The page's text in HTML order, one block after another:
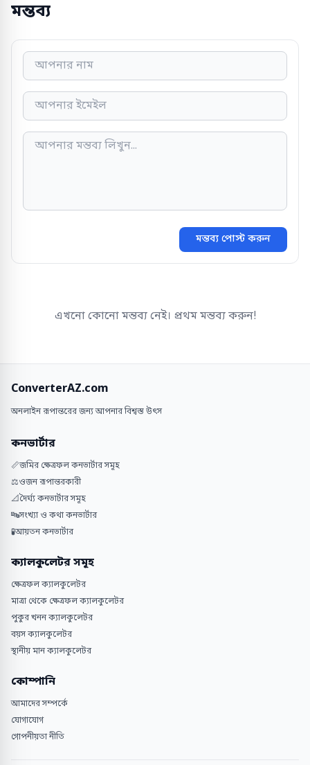
মন্তব্য
মন্তব্য পোস্ট করুন
এখনো কোনো মন্তব্য নেই। প্রথম মন্তব্য করুন!
ConverterAZ.com
অনলাইন রূপান্তরের জন্য আপনার বিশ্বস্ত উৎস
কনভার্টার
📏জমির ক্ষেত্রফল কনভার্টার সমূহ
⚖️ওজন রূপান্তরকারী
📐দৈর্ঘ্য কনভার্টার সমূহ
🔤সংখ্যা ও কথা কনভার্টার
🧪আয়তন কনভার্টার
ক্যালকুলেটর সমূহ
ক্ষেত্রফল ক্যালকুলেটর
মাত্রা থেকে ক্ষেত্রফল ক্যালকুলেটর
পুকুর খনন ক্যালকুলেটর
বয়স ক্যালকুলেটর
স্থানীয় মান ক্যালকুলেটর
কোম্পানি
আমাদের সম্পর্কে
যোগাযোগ
গোপনীয়তা নীতি